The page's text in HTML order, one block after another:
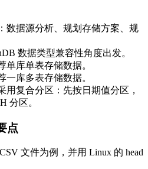
数据源分析、规划存储方案、规
数据类型兼容性角度出发。
单库单表存储数据。
一库多表存储数据。
用复合分区：先按日期值分区，
分区。
点
文件为例，并用 Linux 的 head